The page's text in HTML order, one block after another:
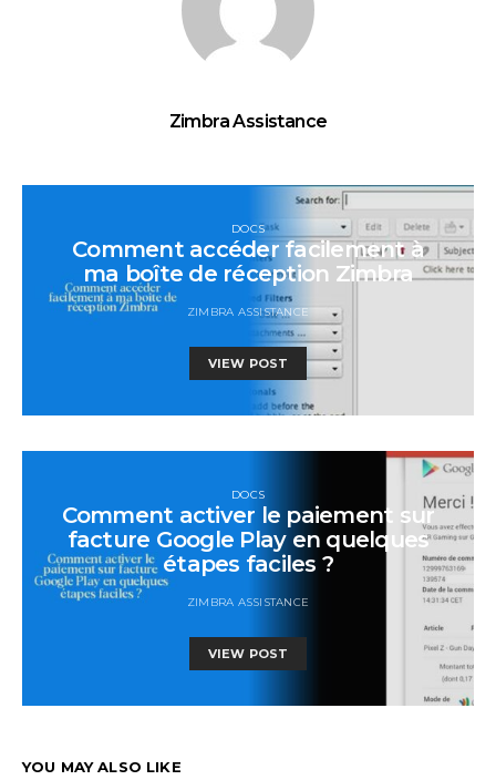
Zimbra Assistance
DOCS
Comment accéder facilement à
ma boîte de réception Zimbra
ZIMBRA ASSISTANCE
VIEW POST
DOCS
Comment activer le paiement sur
facture Google Play en quelques
étapes faciles ?
ZIMBRA ASSISTANCE
VIEW POST
YOU MAY ALSO LIKE